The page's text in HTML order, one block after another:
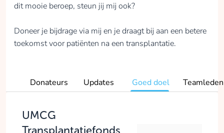
dit mooie beroep, steun jij mij ook?
Doneer je bijdrage via mij en je draagt bij aan een betere
toekomst voor patiënten na een transplantatie.
Donateurs Updates Goed doel Teamleden
UMCG